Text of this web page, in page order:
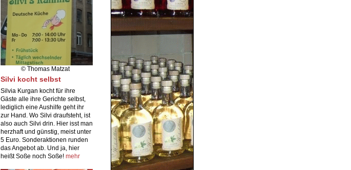
© Thomas Matzat
Silvi kocht selbst
Silvia Kurgan kocht für ihre
Gäste alle ihre Gerichte selbst,
lediglich eine Aushilfe geht ihr
zur Hand. Wo Silvi draufsteht, ist
also auch Silvi drin. Hier isst man
herzhaft und günstig, meist unter
5 Euro. Sonderaktionen runden
das Angebot ab. Und ja, hier
heißt Soße noch Soße! mehr